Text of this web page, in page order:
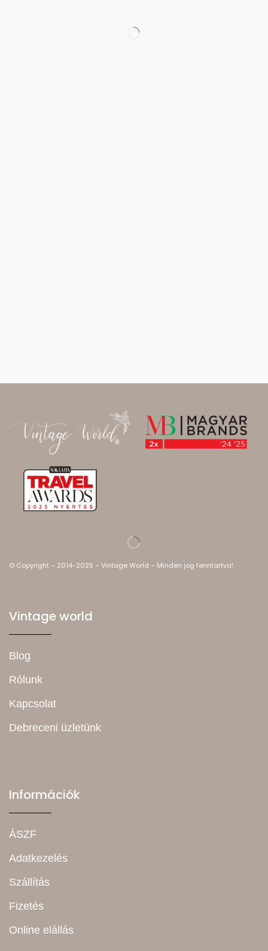
© Copyright – 2014-2025 – Vintage World – Minden jog fenntartva!
Vintage world
Blog
Rólunk
Kapcsolat
Debreceni üzletünk
Információk
ÁSZF
Adatkezelés
Szállítás
Fizetés
Online elállás